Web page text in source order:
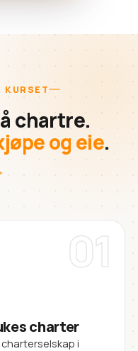
KURSET
chartre.
og eie.
01
charter
i